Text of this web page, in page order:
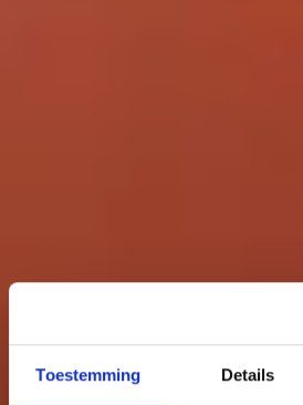
Toestemming Details